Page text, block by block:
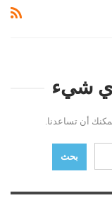
أي شيء
أن تساعدنا.